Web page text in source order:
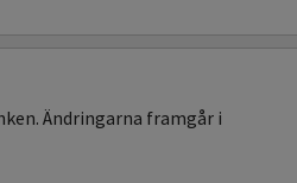
Ändringarna framgår i